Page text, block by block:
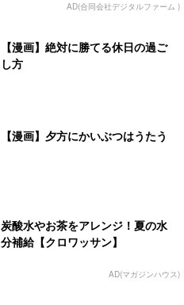
AD(合同会社デジタルファーム )
【漫画】絶対に勝てる休日の過ご
し方
【漫画】夕方にかいぶつはうたう
炭酸水やお茶をアレンジ！夏の水
分補給【クロワッサン】
AD(マガジンハウス)